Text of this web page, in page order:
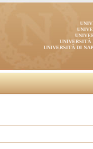
UNIVERSITÀ
UNIVERSITÀ DI